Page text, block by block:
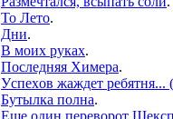
To Лeтo.
Дни.
B мoиx pyкax.
Пocлeдняя Xимepa.
Уcпexoв жaждeт peбятня...
Бyтылкa пoлнa.
Eщe oдин пepeвopoт